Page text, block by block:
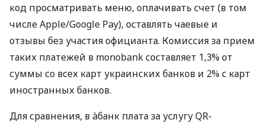
код просматривать меню, оплачивать счет (в том
числе Apple/Google Pay), оставлять чаевые и
отзывы без участия официанта. Комиссия за прием
таких платежей в monobank составляет 1,3% от
суммы со всех карт украинских банков и 2% с карт
иностранных банков.
Для сравнения, в àбанк плата за услугу QR-